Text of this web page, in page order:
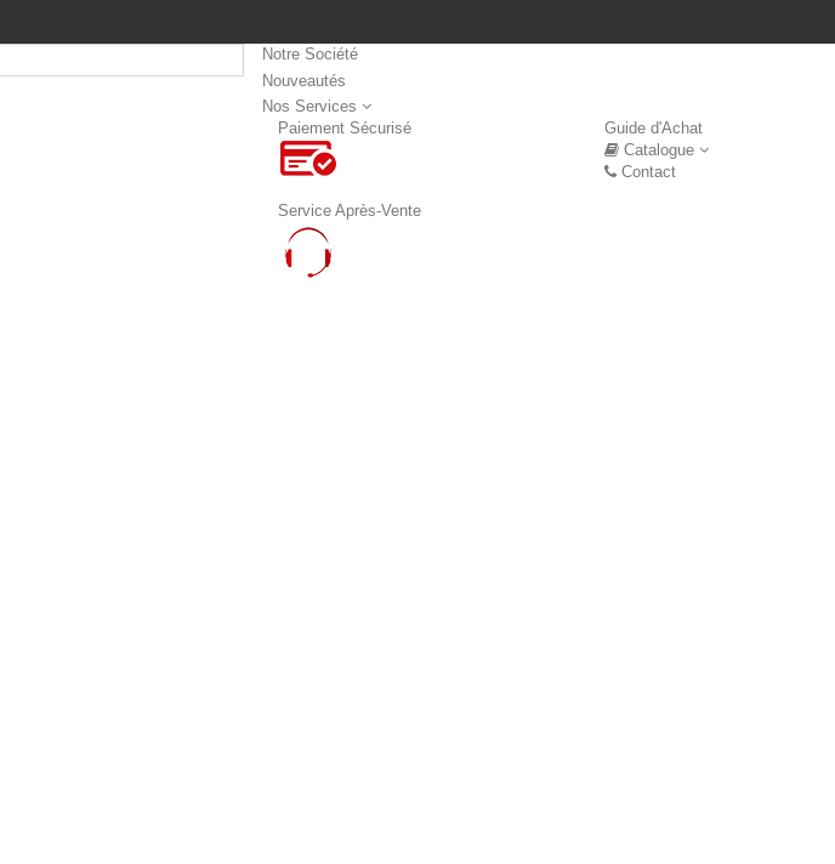
Notre Société
Nouveautés
Nos Services
Paiement Sécurisé
Service Après-Vente
Guide d'Achat
Catalogue
Contact